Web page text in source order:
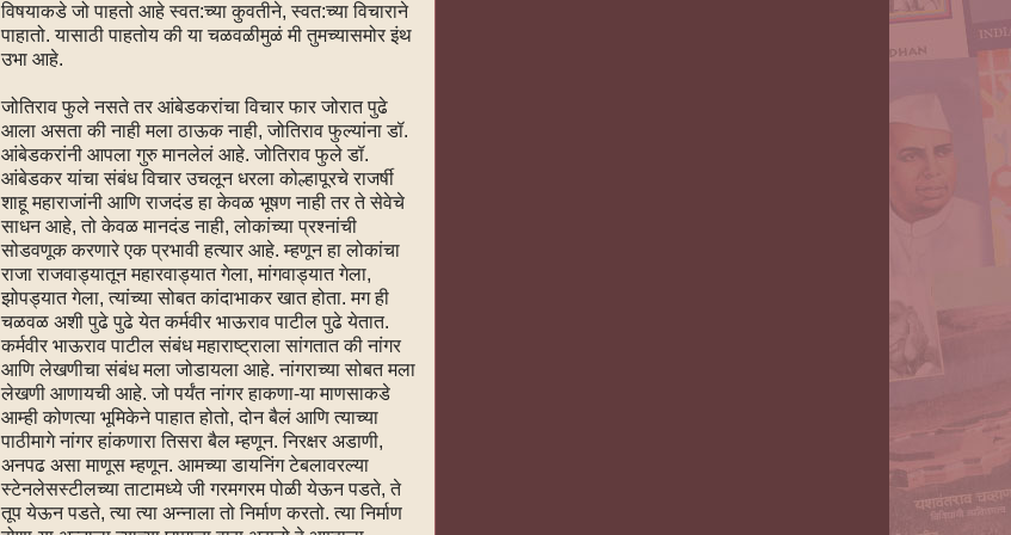
विषयाकडे जो पाहतो आहे स्वत:च्या कुवतीने, स्वत:च्या विचाराने
पाहातो. यासाठी पाहतोय की या चळवळीमुळं मी तुमच्यासमोर इंथ
उभा आहे.
जोतिराव फुले नसते तर आंबेडकरांचा विचार फार जोरात पुढे
आला असता की नाही मला ठाऊक नाही, जोतिराव फुल्यांना डॉ.
आंबेडकरांनी आपला गुरु मानलेलं आहे. जोतिराव फुले डॉ.
आंबेडकर यांचा संबंध विचार उचलून धरला कोल्हापूरचे राजर्षी
शाहू महाराजांनी आणि राजदंड हा केवळ भूषण नाही तर ते सेवेचे
साधन आहे, तो केवळ मानदंड नाही, लोकांच्या प्रश्नांची
सोडवणूक करणारे एक प्रभावी हत्यार आहे. म्हणून हा लोकांचा
राजा राजवाड्यातून महारवाड्यात गेला, मांगवाड्यात गेला,
झोपड्यात गेला, त्यांच्या सोबत कांदाभाकर खात होता. मग ही
चळवळ अशी पुढे पुढे येत कर्मवीर भाऊराव पाटील पुढे येतात.
कर्मवीर भाऊराव पाटील संबंध महाराष्ट्राला सांगतात की नांगर
आणि लेखणीचा संबंध मला जोडायला आहे. नांगराच्या सोबत मला
लेखणी आणायची आहे. जो पर्यंत नांगर हाकणा-या माणसाकडे
आम्ही कोणत्या भूमिकेने पाहात होतो, दोन बैलं आणि त्याच्या
पाठीमागे नांगर हांकणारा तिसरा बैल म्हणून. निरक्षर अडाणी,
अनपढ असा माणूस म्हणून. आमच्या डायनिंग टेबलावरल्या
स्टेनलेसस्टीलच्या ताटामध्ये जी गरमगरम पोळी येऊन पडते, ते
तूप येऊन पडते, त्या त्या अन्नाला तो निर्माण करतो. त्या निर्माण